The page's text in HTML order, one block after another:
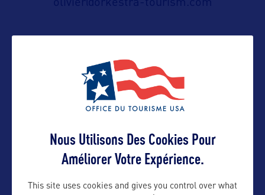
olivier@orkestra-tourism.com
olivier@orkestra-tourism.com
Suivre
Nous Utilisons Des Cookies Pour
Améliorer Votre Expérience.
This site uses cookies and gives you control over what